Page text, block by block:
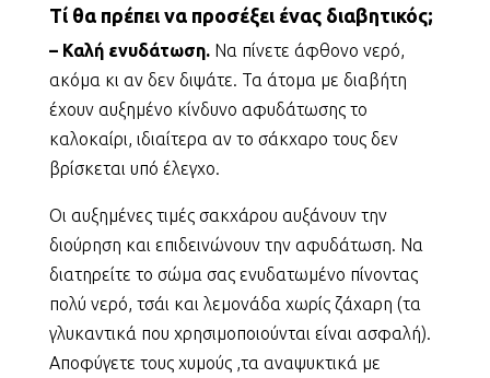
Τί θα πρέπει να προσέξει ένας διαβητικός;
– Καλή ενυδάτωση.Να πίνετε άφθονο νερό,
ακόμα κι αν δεν διψάτε. Τα άτομα με διαβήτη
έχουν αυξημένο κίνδυνο αφυδάτωσης το
καλοκαίρι, ιδιαίτερα αν το σάκχαρο τους δεν
βρίσκεται υπό έλεγχο.
Οι αυξημένες τιμές σακχάρου αυξάνουν την
διούρηση και επιδεινώνουν την αφυδάτωση. Να
διατηρείτε το σώμα σας ενυδατωμένο πίνοντας
πολύ νερό, τσάι και λεμονάδα χωρίς ζάχαρη (τα
γλυκαντικά που χρησιμοποιούνται είναι ασφαλή).
Αποφύγετε τους χυμούς ,τα αναψυκτικά με